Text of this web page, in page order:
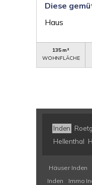
Diese
Haus
135 m²
WOHNFLÄCHE
Inden
Hellenthal
Häuser Inden
Inden
Immo